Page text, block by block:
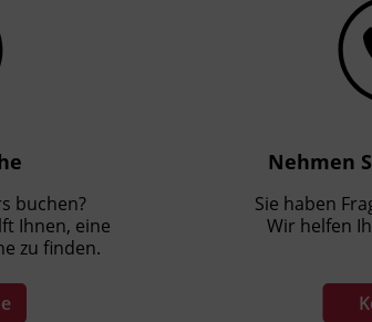
buchen?
Ihnen, eine
zu finden.
Nehmen
Sie haben
Wir helfen